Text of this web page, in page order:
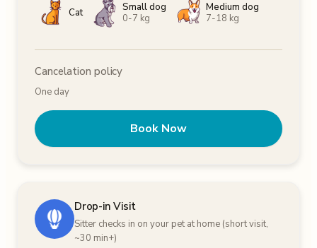
Cat
Small dog
0-7 kg
Medium dog
7-18 kg
Cancelation policy
One day
Book Now
Drop-in Visit
Sitter checks in on your pet at home (short visit,
~30 min+)